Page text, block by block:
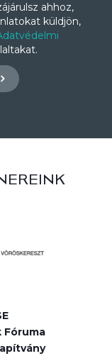
ahhoz,
küldjön,
Fóruma